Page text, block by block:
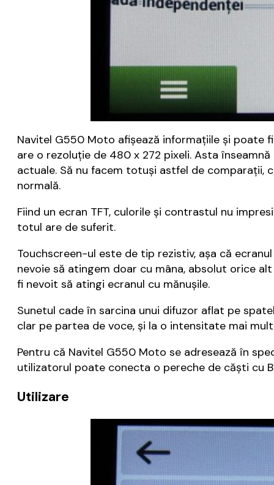
Navitel G550 Moto afișează informațiile și poate
are o rezoluție de 480 x 272 pixeli. Asta
actuale. Să nu facem totuși astfel de comparații,
normală.
Fiind un ecran TFT, culorile și contrastul nu
totul are de suferit.
Touchscreen-ul este de tip rezistiv, așa că
nevoie să atingem doar cu mâna, absolut orice
fi nevoit să atingi ecranul cu mănușile.
Sunetul cade în sarcina unui difuzor aflat pe
clar pe partea de voce, și la o intensitate mai
Pentru că Navitel G550 Moto se adresează în
utilizatorul poate conecta o pereche de căști cu
Utilizare